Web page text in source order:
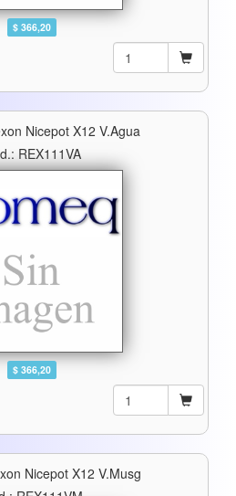
$ 366,20
Nicepot X12 V.agua
REX111VA
$ 366,20
Nicepot X12 V.musg